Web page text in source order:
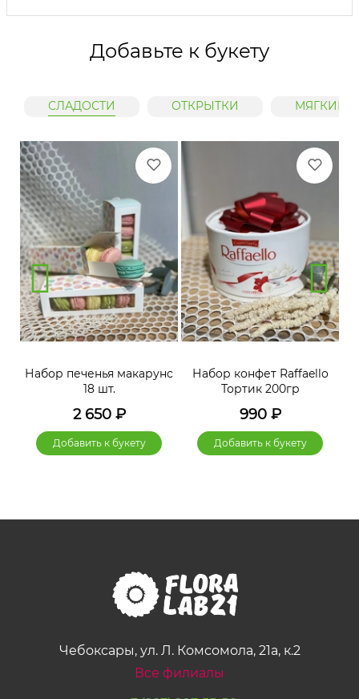
Добавьте к букету
СЛАДОСТИ ОТКРЫТКИ МЯГКИЕ
Набор печенья макарунс
18 шт.
2 650₽
Добавить к букету
Набор конфет Raffaello
Тортик 200гр
990₽
Добавить к букету
Чебоксары, ул. Л. Комсомола, 21а, к.2
Все филиалы